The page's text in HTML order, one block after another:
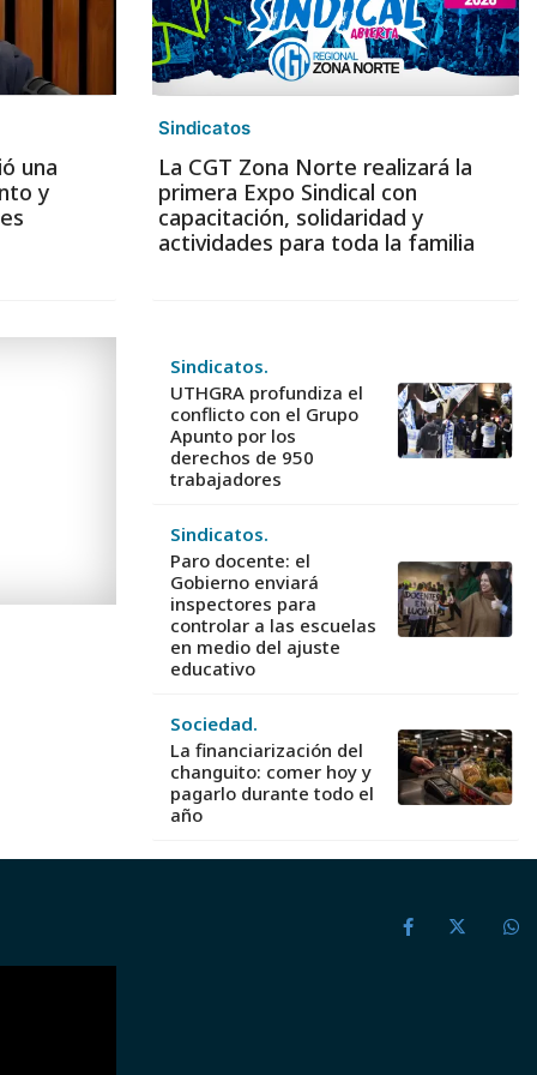
una
y
Sindicatos
La CGT Zona Norte realizará la
primera Expo Sindical con
capacitación, solidaridad y
actividades para toda la familia
Sindicatos.
UTHGRA profundiza el
conflicto con el Grupo
Apunto por los
derechos de 950
trabajadores
Sindicatos.
Paro docente: el
Gobierno enviará
inspectores para
controlar a las escuelas
en medio del ajuste
educativo
Sociedad.
La financiarización del
changuito: comer hoy y
pagarlo durante todo el
año